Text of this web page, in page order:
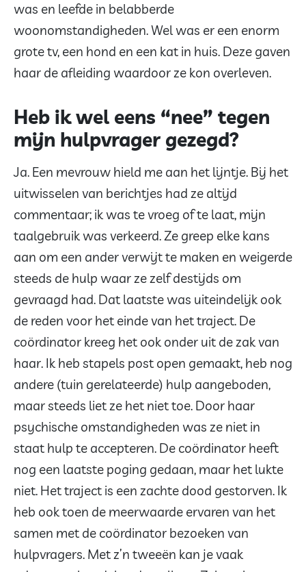
was en leefde in belabberde
woonomstandigheden. Wel was er een enorm
grote tv, een hond en een kat in huis. Deze gaven
haar de afleiding waardoor ze kon overleven.
Heb ik wel eens “nee” tegen
mijn hulpvrager gezegd?
Ja. Een mevrouw hield me aan het lijntje. Bij het
uitwisselen van berichtjes had ze altijd
commentaar; ik was te vroeg of te laat, mijn
taalgebruik was verkeerd. Ze greep elke kans
aan om een ander verwijt te maken en weigerde
steeds de hulp waar ze zelf destijds om
gevraagd had. Dat laatste was uiteindelijk ook
de reden voor het einde van het traject. De
coördinator kreeg het ook onder uit de zak van
haar. Ik heb stapels post open gemaakt, heb nog
andere (tuin gerelateerde) hulp aangeboden,
maar steeds liet ze het niet toe. Door haar
psychische omstandigheden was ze niet in
staat hulp te accepteren. De coördinator heeft
nog een laatste poging gedaan, maar het lukte
niet. Het traject is een zachte dood gestorven. Ik
heb ook toen de meerwaarde ervaren van het
samen met de coördinator bezoeken van
hulpvragers. Met z’n tweeën kan je vaak